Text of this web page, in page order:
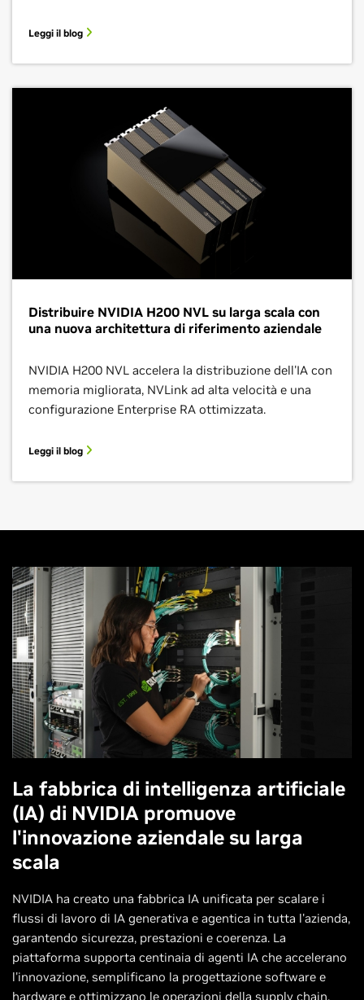
Leggi il blog
Distribuire NVIDIA H200 NVL su larga scala con
una nuova architettura di riferimento aziendale
NVIDIA H200 NVL accelera la distribuzione dell'IA con
memoria migliorata, NVLink ad alta velocità e una
configurazione Enterprise RA ottimizzata.
Leggi il blog
La fabbrica di intelligenza artificiale
(IA) di NVIDIA promuove
l'innovazione aziendale su larga
scala
NVIDIA ha creato una fabbrica IA unificata per scalare i
flussi di lavoro di IA generativa e agentica in tutta l'azienda,
garantendo sicurezza, prestazioni e coerenza. La
piattaforma supporta centinaia di agenti IA che accelerano
l'innovazione, semplificano la progettazione software e
hardware e ottimizzano le operazioni della supply chain,